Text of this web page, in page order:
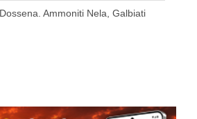
Ammoniti Nela, Galbiati